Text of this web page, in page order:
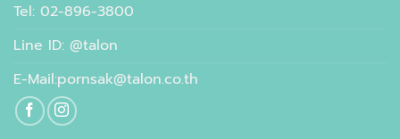
Tel: 02-896-3800
Line ID: @talon
E-Mail:pornsak@talon.co.th